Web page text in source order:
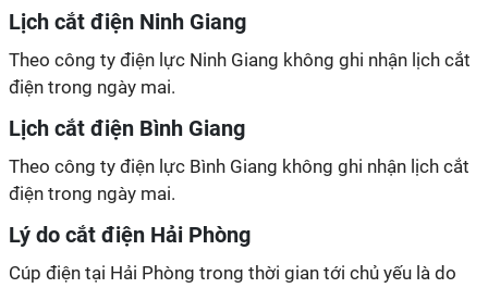
Lịch cắt điện Ninh Giang
Theo công ty điện lực Ninh Giang không ghi nhận lịch cắt
điện trong ngày mai.
Lịch cắt điện Bình Giang
Theo công ty điện lực Bình Giang không ghi nhận lịch cắt
điện trong ngày mai.
Lý do cắt điện Hải Phòng
Cúp điện tại Hải Phòng trong thời gian tới chủ yếu là do